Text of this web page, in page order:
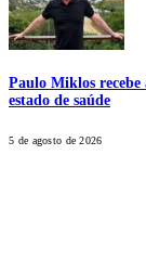
Paulo Miklos
estado de saúde
5 de agosto de 2026